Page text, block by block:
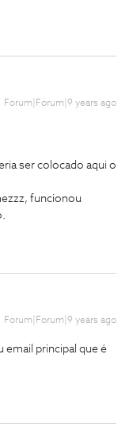
Forum|Forum|9 years ago
ser colocado aqui o
funcionou
Forum|Forum|9 years ago
principal que é